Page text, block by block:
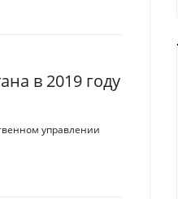
в 2019 году
управлении